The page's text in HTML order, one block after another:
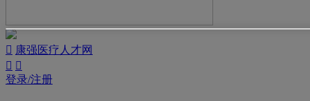
 康强医疗人才网
 
登录/注册